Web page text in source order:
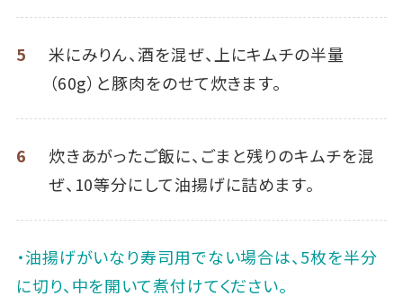
5
米にみりん、酒を混ぜ、上にキムチの半量
（60g）と豚肉をのせて炊きます。
6
炊きあがったご飯に、ごまと残りのキムチを混
ぜ、10等分にして油揚げに詰めます。
・油揚げがいなり寿司用でない場合は、5枚を半分
に切り、中を開いて煮付けてください。